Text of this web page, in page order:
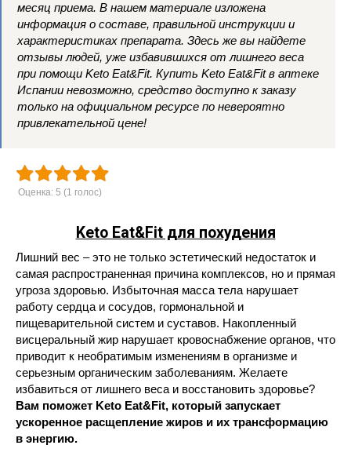
месяц приема. В нашем материале изложена
информация о составе, правильной инструкции и
характеристиках препарата. Здесь же вы найдете
отзывы людей, уже избавившихся от лишнего веса
при помощи Keto Eat&Fit. Купить Keto Eat&Fit в аптеке
Испании невозможно, средство доступно к заказу
только на официальном ресурсе по невероятно
привлекательной цене!
Оценка: 5 (1 голос)
Keto Eat&Fit для похудения
Лишний вес – это не только эстетический недостаток и
самая распространенная причина комплексов, но и прямая
угроза здоровью. Избыточная масса тела нарушает
работу сердца и сосудов, гормональной и
пищеварительной систем и суставов. Накопленный
висцеральный жир нарушает кровоснабжение органов, что
приводит к необратимым изменениям в организме и
серьезным органическим заболеваниям. Желаете
избавиться от лишнего веса и восстановить здоровье?
Вам поможет Keto Eat&Fit, который запускает
ускоренное расщепление жиров и их трансформацию
в энергию.